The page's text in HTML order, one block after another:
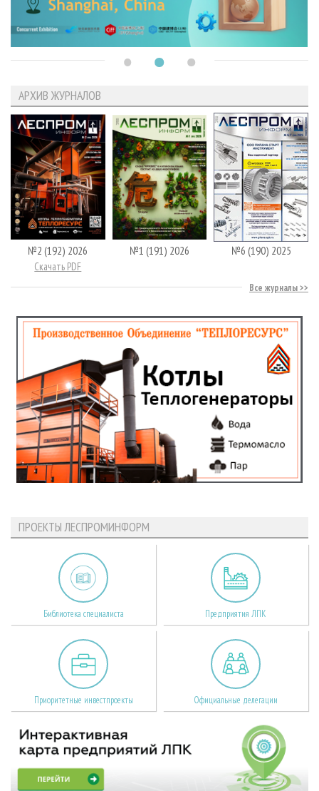
АРХИВ ЖУРНАЛОВ
№2 (192) 2026
Скачать PDF
№1 (191) 2026 №6 (190) 2025
Все журналы
ПРОЕКТЫ ЛЕСПРОМИНФОРМ
Библиотека специалиста Предприятия ЛПК
Приоритетные инвестпроекты Официальные делегации